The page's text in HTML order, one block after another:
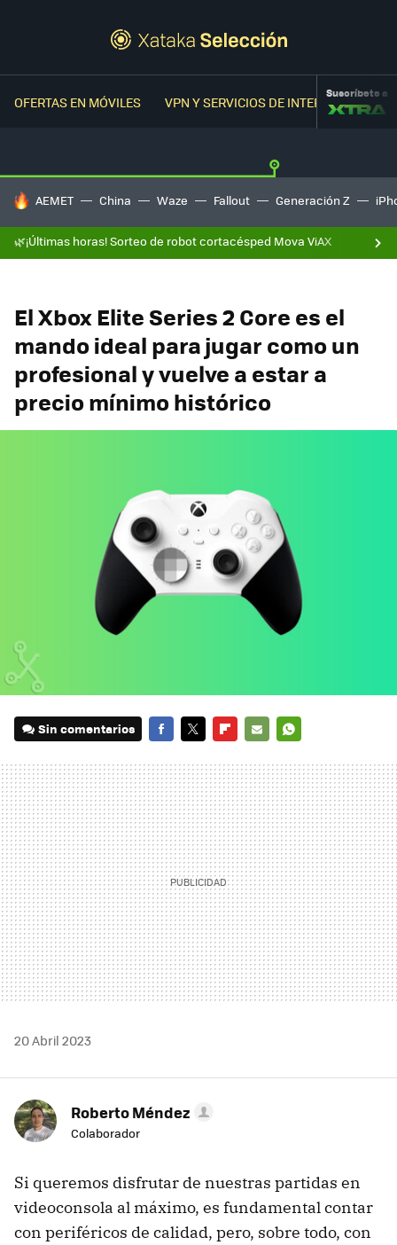
OFERTAS EN MÓVILES VPN Y SERVICIOS DE INTERNETSuscríbete a
HOY SE HABLA DE
AEMET China Waze Fallout Generación Z
🌿¡Últimas horas! Sorteo de robot cortacésped Mova ViAX
El Xbox Elite Series 2 Core es el
mando ideal para jugar como un
profesional y vuelve a estar a
precio mínimo histórico
Sin comentarios
MAIL
20 Abril 2023
Roberto Méndez
Colaborador
Si queremos disfrutar de nuestras partidas en
videoconsola al máximo, es fundamental contar
con periféricos de calidad, pero, sobre todo, con